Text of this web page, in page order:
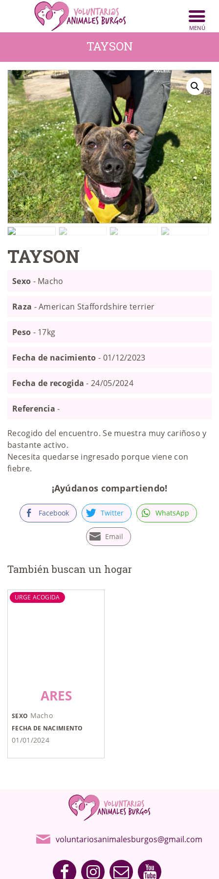
TAYSON
INICIO
ANIMALES
ACTIVIDADES
CONTACTO
COLABORA
TAYSON
Sexo - Macho
Raza - American Staffordshire terrier
Peso - 17kg
Fecha de nacimiento - 01/12/2023
Fecha de recogida - 24/05/2024
Referencia -
Recogido del encuentro. Se muestra muy cariñoso y
bastante activo.
Necesita quedarse ingresado porque viene con
fiebre.
¡Ayúdanos compartiendo!
Facebook Twitter WhatsApp
Email
También buscan un hogar
URGE ACOGIDA
ARES
SEXO Macho
FECHA DE NACIMIENTO
01/01/2024
voluntariosanimalesburgos@gmail.com